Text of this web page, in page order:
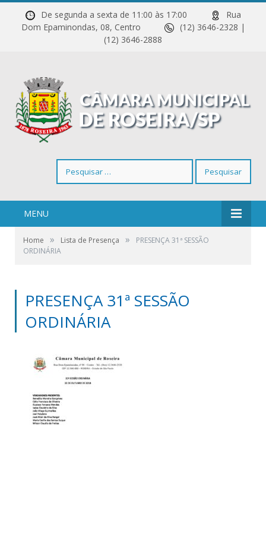
De segunda a sexta de 11:00 às 17:00
Rua
Dom Epaminondas, 08, Centro
(12) 3646-2328 |
(12) 3646-2888
por:
MENU
Home » Lista de Presença »
PRESENÇA 31ª SESSÃO
ORDINÁRIA
PRESENÇA 31ª SESSÃO
ORDINÁRIA